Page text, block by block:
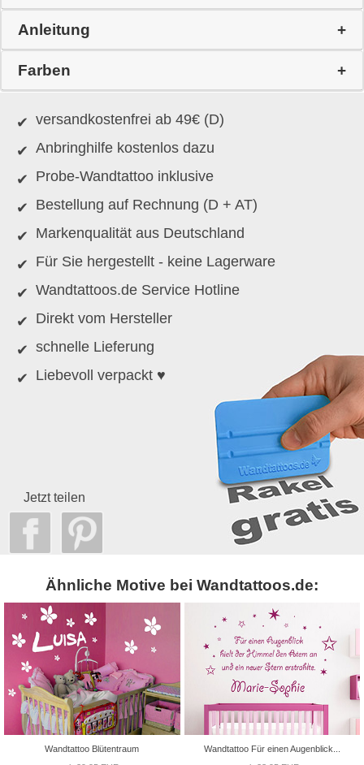
Anleitung
Farben
versandkostenfrei ab 49€ (D)
Anbringhilfe kostenlos dazu
Probe-Wandtattoo inklusive
Bestellung auf Rechnung (D + AT)
Markenqualität aus Deutschland
Für Sie hergestellt - keine Lagerware
Wandtattoos.de Service Hotline
Direkt vom Hersteller
schnelle Lieferung
Liebevoll verpackt ♥
Jetzt teilen
Ähnliche Motive bei Wandtattoos.de:
Wandtattoo Blütentraum
Wandtattoo Für einen Augenblick...